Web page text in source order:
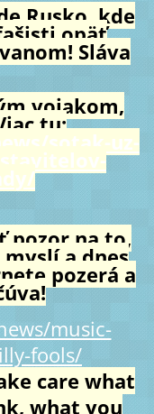
Rusko, kde
opäť
Sláva
vojakom,
tu:
sotak-uz-
pozor na to,
a dnes
pozerá a
music-
fools/
care what
what you